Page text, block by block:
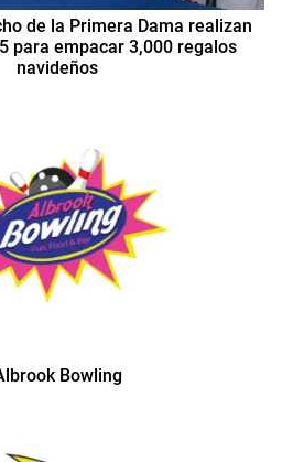
de la Primera Dama realizan
para empacar 3,000 regalos
navideños
Bowling